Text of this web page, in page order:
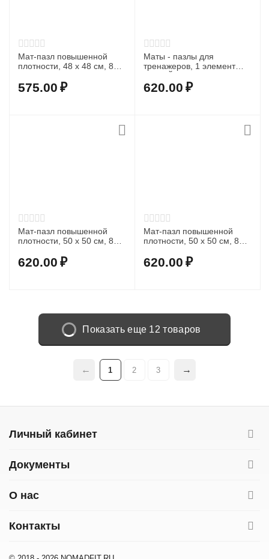
Мат-пазл повышенной
плотности, 48 х 48 см, 8
575.00 ₽
Маты - пазлы для
тренажеров, 1 элемент
620.00 ₽
Мат-пазл повышенной
плотности, 50 х 50 см, 8
620.00 ₽
Мат-пазл повышенной
плотности, 50 х 50 см, 8
620.00 ₽
Показать еще 12 товаров
1 2 3
Личный кабинет
Документы
О нас
Контакты